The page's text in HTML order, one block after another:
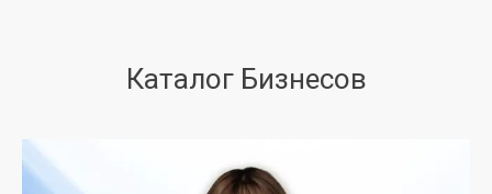
Каталог Бизнесов